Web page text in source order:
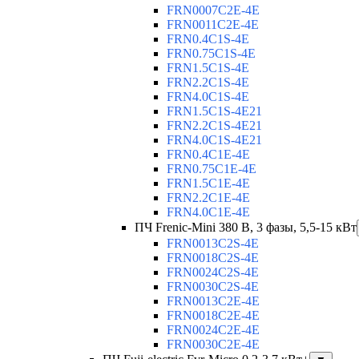
FRN0007C2E-4E
FRN0011C2E-4E
FRN0.4C1S-4E
FRN0.75C1S-4E
FRN1.5C1S-4E
FRN2.2C1S-4E
FRN4.0C1S-4E
FRN1.5C1S-4E21
FRN2.2C1S-4E21
FRN4.0C1S-4E21
FRN0.4C1E-4E
FRN0.75C1E-4E
FRN1.5C1E-4E
FRN2.2C1E-4E
FRN4.0C1E-4E
ПЧ Frenic-Mini 380 В, 3 фазы, 5,5-15 кВт
FRN0013C2S-4E
FRN0018C2S-4E
FRN0024C2S-4E
FRN0030C2S-4E
FRN0013C2E-4E
FRN0018C2E-4E
FRN0024C2E-4E
FRN0030C2E-4E